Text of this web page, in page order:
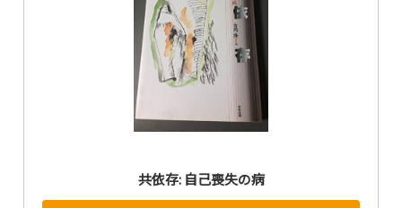
共依存: 自己喪失の病